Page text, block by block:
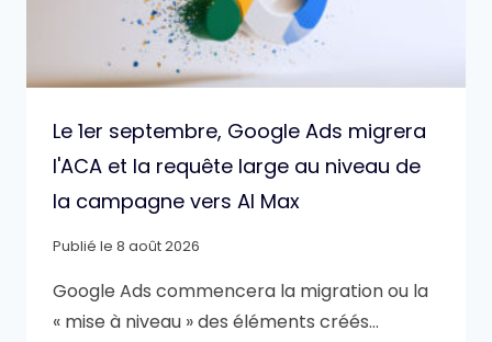
Le 1er septembre, Google Ads migrera
l'ACA et la requête large au niveau de
la campagne vers AI Max
Publié le 8 août 2026
Google Ads commencera la migration ou la
« mise à niveau » des éléments créés…